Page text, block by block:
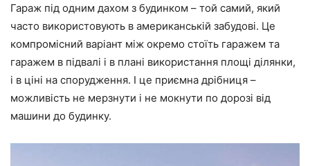
Гараж під одним дахом з будинком – той самий, який
часто використовують в американській забудові. Це
компромісний варіант між окремо стоїть гаражем та
гаражем в підвалі і в плані використання площі ділянки,
і в ціні на спорудження. І це приємна дрібниця –
можливість не мерзнути і не мокнути по дорозі від
машини до будинку.